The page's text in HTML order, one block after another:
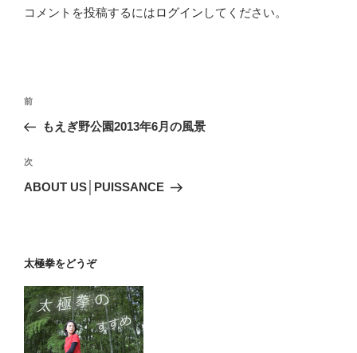
コメントを投稿するにはログイン してください。
投
ナ
ビ
ゲ
ン
前
の
稿
前
もえぎ野公園2013年6月の風景
次
の
次
ABOUT US│PUISSANCE
太極拳をどうぞ